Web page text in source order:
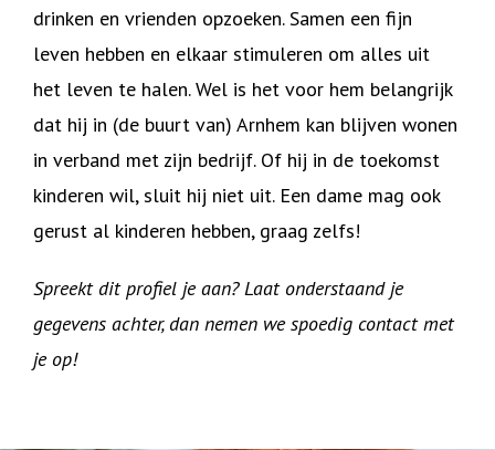
drinken en vrienden opzoeken. Samen een fijn
leven hebben en elkaar stimuleren om alles uit
het leven te halen. Wel is het voor hem belangrijk
dat hij in (de buurt van) Arnhem kan blijven wonen
in verband met zijn bedrijf. Of hij in de toekomst
kinderen wil, sluit hij niet uit. Een dame mag ook
gerust al kinderen hebben, graag zelfs!
Spreekt dit profiel je aan? Laat onderstaand je
gegevens achter, dan nemen we spoedig contact met
je op!